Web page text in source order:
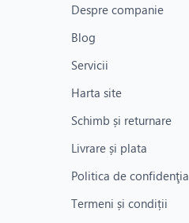
Despre companie
Blog
Servicii
Harta site
Schimb și returnare
Livrare și plata
Politica de
Termeni și condiții